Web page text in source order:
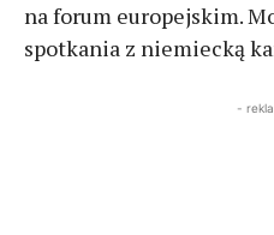
na forum europejskim.
spotkania z niemiecką
-